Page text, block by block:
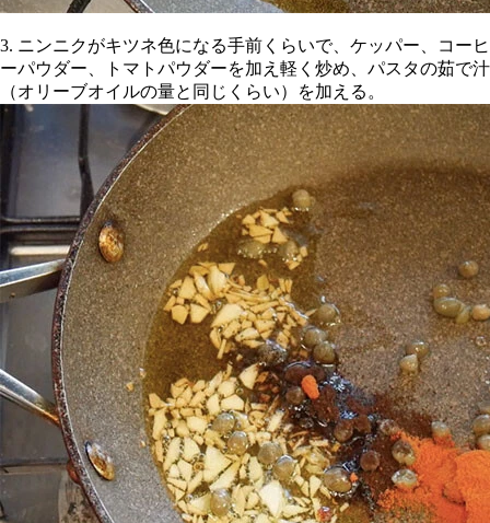
3. ニンニクがキツネ色になる手前くらいで、ケッパー、コーヒ
ーパウダー、トマトパウダーを加え軽く炒め、パスタの茹で汁
（オリーブオイルの量と同じくらい）を加える。